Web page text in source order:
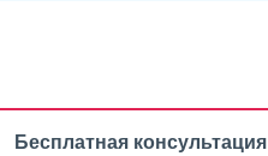
Бесплатная консультация